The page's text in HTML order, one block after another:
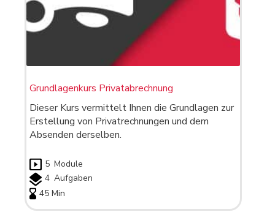
Grundlagenkurs Privatabrechnung
Dieser Kurs vermittelt Ihnen die Grundlagen zur
Erstellung von Privatrechnungen und dem
Absenden derselben.
5 Module
4 Aufgaben
45 Min